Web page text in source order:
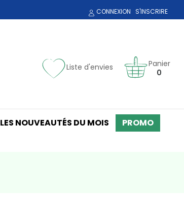
CONNEXION S'INSCRIRE
Liste d'envies
Panier
0
LES NOUVEAUTÉS DU MOIS PROMO